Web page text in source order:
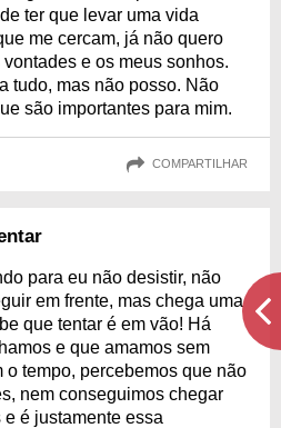
ter que levar uma vida
me cercam, já não quero
e os meus sonhos.
tudo, mas não posso. Não
são importantes para mim.
COMPARTILHAR
para eu não desistir, não
em frente, mas chega uma
que tentar é em vão! Há
e que amamos sem
o tempo, percebemos que não
nem conseguimos chegar
é justamente essa